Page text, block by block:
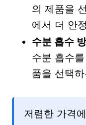
의 제품을
에서 더 안
수분 흡수
수분 흡수
품을 선택
저렴한 가격